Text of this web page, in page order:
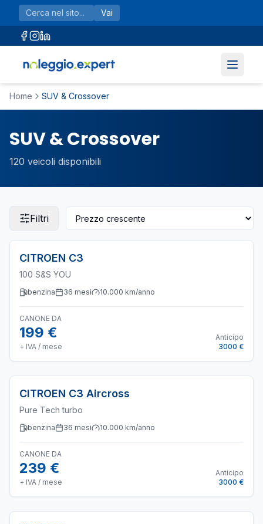
Vai al contenuto principale
Vai
Home SUV & Crossover
SUV & Crossover
120 veicoli disponibili
Filtri
CITROEN C3
100 S&S YOU
benzina 36 mesi 10.000 km/anno
CANONE DA
199 €
+ IVA / mese
Anticipo
3000 €
CITROEN C3 Aircross
Pure Tech turbo
benzina 36 mesi 10.000 km/anno
CANONE DA
239 €
+ IVA / mese
Anticipo
3000 €